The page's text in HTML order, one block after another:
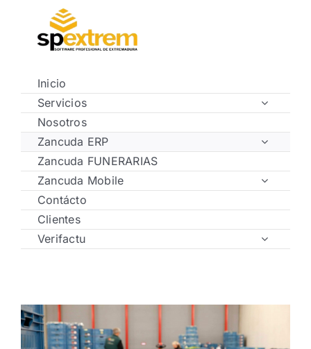
contenido
Inicio
Servicios
Nosotros
Zancuda ERP
Zancuda FUNERARIAS
Zancuda Mobile
Contácto
Clientes
Verifactu